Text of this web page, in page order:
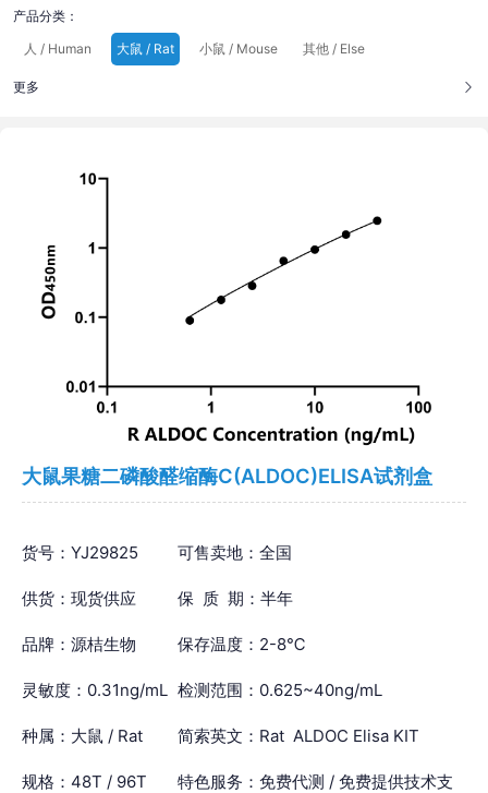
产品分类：
人 / Human
大鼠 / Rat 小鼠 / Mouse 其他 / Else
更多
大鼠果糖二磷酸醛缩酶C(ALDOC)ELISA试剂盒
货号：YJ29825 可售卖地：全国
供货：现货供应 保 质 期：半年
品牌：源桔生物 保存温度：2-8℃
灵敏度：0.31ng/mL 检测范围：0.625~40ng/mL
种属：大鼠 / Rat 简索英文：Rat ALDOC Elisa KIT
规格：48T / 96T
特色服务：免费代测 / 免费提供技术支